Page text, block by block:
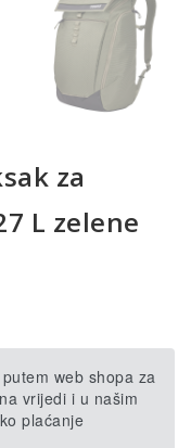
za
L zelene
web shopa za
vrijedi i u našim
plaćanje